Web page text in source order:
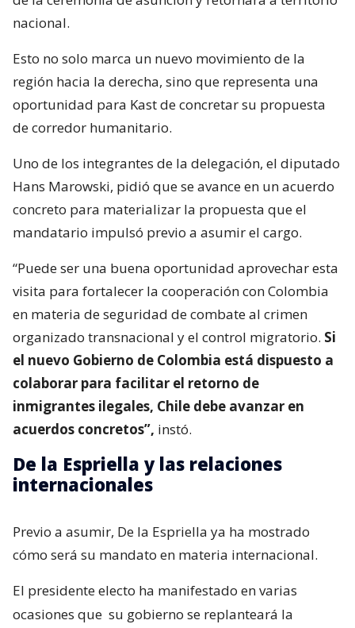
nacional.
Esto no solo marca un nuevo movimiento de la
región hacia la derecha, sino que representa una
oportunidad para Kast de concretar su propuesta
de corredor humanitario.
Uno de los integrantes de la delegación, el diputado
Hans Marowski, pidió que se avance en un acuerdo
concreto para materializar la propuesta que el
mandatario impulsó previo a asumir el cargo.
“Puede ser una buena oportunidad aprovechar esta
visita para fortalecer la cooperación con Colombia
en materia de seguridad de combate al crimen
organizado transnacional y el control migratorio. Si
el nuevo Gobierno de Colombia está dispuesto a
colaborar para facilitar el retorno de
inmigrantes ilegales, Chile debe avanzar en
acuerdos concretos”, instó.
De la Espriella y las relaciones
internacionales
Previo a asumir, De la Espriella ya ha mostrado
cómo será su mandato en materia internacional.
El presidente electo ha manifestado en varias
ocasiones que su gobierno se replanteará la